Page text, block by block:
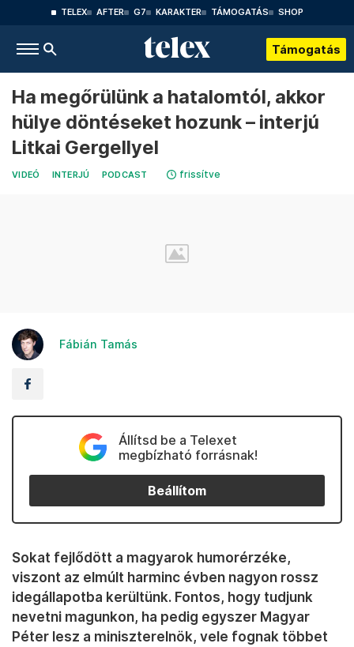
TELEX AFTER G7 KARAKTER TÁMOGATÁS SHOP
Támogatás
Ha megőrülünk a hatalomtól, akkor
hülye döntéseket hozunk – interjú
Litkai Gergellyel
VIDEÓ INTERJÚ PODCAST frissítve
Fábián Tamás
Állítsd be a Telexet
megbízható forrásnak!
Beállítom
Sokat fejlődött a magyarok humorérzéke,
viszont az elmúlt harminc évben nagyon rossz
idegállapotba kerültünk. Fontos, hogy tudjunk
nevetni magunkon, ha pedig egyszer Magyar
Péter lesz a miniszterelnök, vele fognak többet